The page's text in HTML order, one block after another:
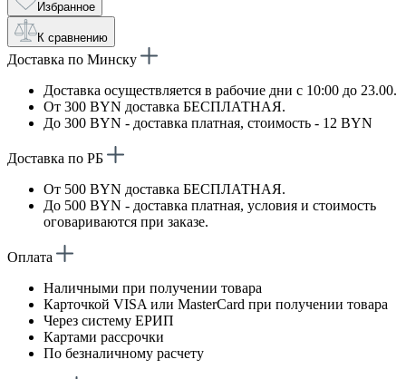
Избранное
К сравнению
Доставка по Минску
Доставка осуществляется в рабочие дни с 10:00 до 23.00.
От 300 BYN доставка БЕСПЛАТНАЯ.
До 300 BYN - доставка платная, стоимость - 12 BYN
Доставка по РБ
От 500 BYN доставка БЕСПЛАТНАЯ.
До 500 BYN - доставка платная, условия и стоимость
оговариваются при заказе.
Оплата
Наличными при получении товара
Карточкой VISA или MasterCard при получении товара
Через систему ЕРИП
Картами рассрочки
По безналичному расчету